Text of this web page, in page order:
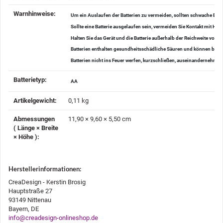
Warnhinweise‍: Um ein Auslaufen der Batterien zu vermeiden, sollten schwache
Sollte eine Batterie ausgelaufen sein, vermeiden Sie Kontakt mit
Halten Sie das Gerät und die Batterie außerhalb der Reichweite von
Batterien enthalten gesundheitsschädliche Säuren und können bei
Batterien nicht ins Feuer werfen, kurzschließen, auseinandernehmen
Batterietyp‍: AA
Artikelgewicht‍: 0,11 kg
Abmessungen
( Länge × Breite
× Höhe )‍:
11,90 × 9,60 × 5,50 cm
Herstellerinformationen:
CreaDesign - Kerstin Brosig
Hauptstraße 27
93149 Nittenau
Bayern, DE
info@creadesign-onlineshop.de